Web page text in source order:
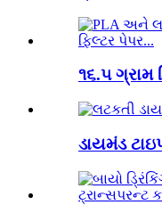
૧૬.૫ ગ્રામ
ડાયમંડ